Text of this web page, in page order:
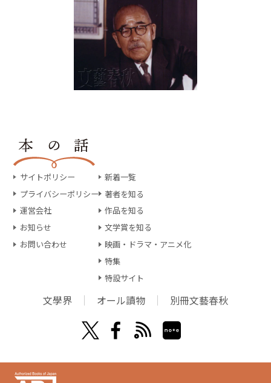
サイトポリシー
プライバシーポリシー
運営会社
お知らせ
お問い合わせ
新着一覧
著者を知る
作品を知る
文学賞を知る
映画・ドラマ・アニメ化
特集
特設サイト
文學界 オール讀物 別冊文藝春秋